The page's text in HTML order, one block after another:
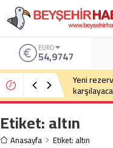
EURO
54,9747
Yeni
Etiket:altın
Anasayfa Etiket: altın